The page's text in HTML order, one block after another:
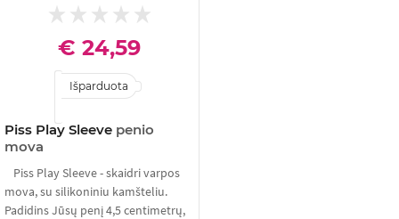
Piss Play Sleeve penio
mova
€ 24,59
Išparduota
Piss Play Sleeve - skaidri varpos
mova, su silikoniniu kamšteliu.
Padidins Jūsų penį 4,5 centimetrų,